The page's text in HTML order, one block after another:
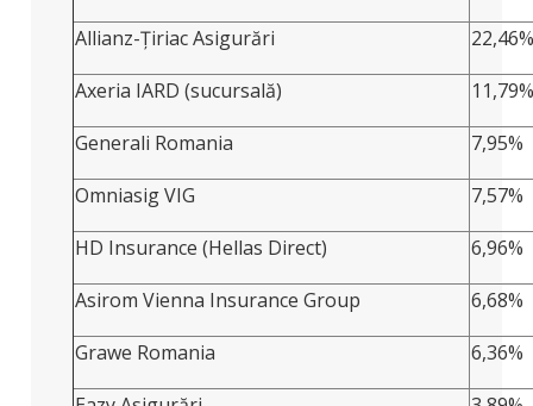
Allianz-Țiriac Asigurări
Axeria IARD (sucursală)
Generali Romania
7,95%
Omniasig VIG
7,57%
HD Insurance (Hellas Direct)
6,96%
Asirom Vienna Insurance Group
6,68%
Grawe Romania
6,36%